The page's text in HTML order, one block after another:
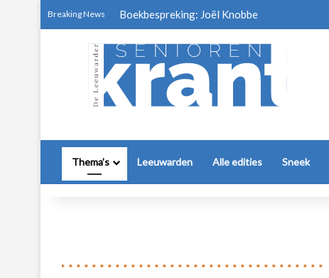
Breaking News Boekbespreking: Joël Knobbe
Thema’s Leeuwarden Alle edities Sneek